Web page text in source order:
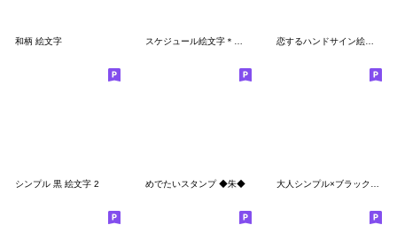
和柄 絵文字 恋するハンドサイン絵文字2
シンプル 黒 絵文字 2 めでたいスタンプ ◆朱◆